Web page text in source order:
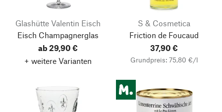
Glashütte Valentin Eisch
Eisch Champagnerglas
ab 29,90 €
+ weitere Varianten
S & Cosmetica
Friction de Foucaud
37,90 €
Grundpreis: 75,80 €/l